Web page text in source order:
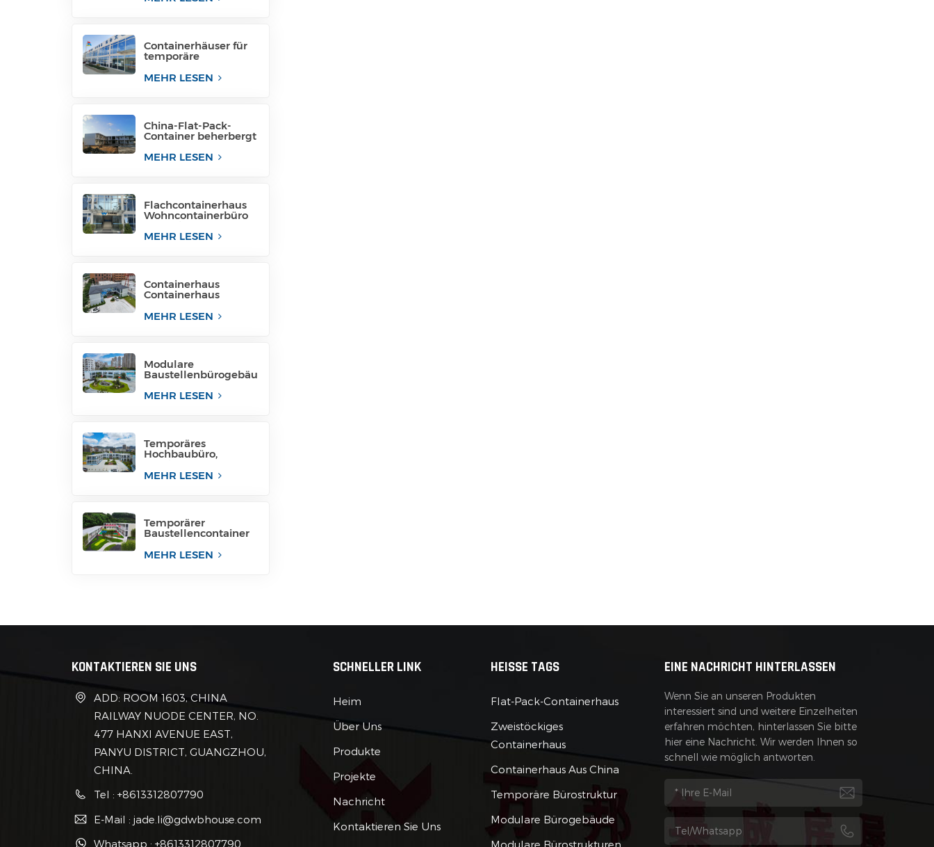
Containerhäuser für
temporäre
MEHR LESEN
China-Flat-Pack-
Container beherbergt
Containern
MEHR LESEN
Flachcontainerhaus
Wohncontainerbüro
MEHR LESEN
Containerhaus
Containerhaus
Bürostruktur
MEHR LESEN
Modulare
Baustellenbürogebäu
Bürostrukturen
MEHR LESEN
Temporäres
Hochbaubüro,
temporäre
MEHR LESEN
Temporärer
Baustellencontainer
MEHR LESEN
KONTAKTIEREN SIE UNS
ADD: ROOM 1603, CHINA
RAILWAY NUODE CENTER, NO.
477 HANXI AVENUE EAST,
PANYU DISTRICT, GUANGZHOU,
CHINA.
Tel : +8613312807790
E-Mail : jade.li@gdwbhouse.com
Whatsapp : +8613312807790
SCHNELLER LINK
Heim
Über Uns
Produkte
Projekte
Nachricht
Kontaktieren Sie Uns
HEISSE TAGS
Flat-Pack-Containerhaus
Zweistöckiges
Containerhaus
Containerhaus Aus China
Temporäre Bürostruktur
Modulare Bürogebäude
Modulare Bürostrukturen
EINE NACHRICHT HINTERLASSEN
Wenn Sie an unseren Produkten
interessiert sind und weitere Einzelheiten
erfahren möchten, hinterlassen Sie bitte
hier eine Nachricht. Wir werden Ihnen so
schnell wie möglich antworten.